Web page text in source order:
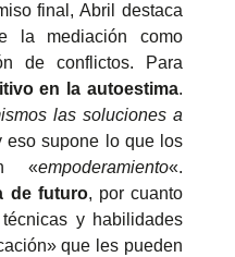
final, Abril destaca
la mediación como
de conflictos. Para
en la autoestima.
las soluciones a
eso supone lo que los
«empoderamiento«.
de futuro, por cuanto
y habilidades
que les pueden